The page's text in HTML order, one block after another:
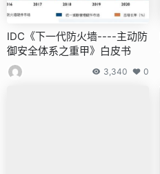
IDC《下一代防火墙----主动防
御安全体系之重甲》白皮书
3,340 0